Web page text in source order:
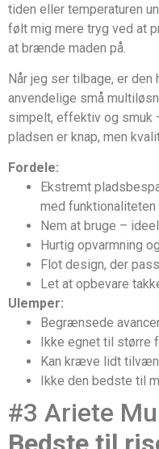
tiden eller temperaturen
følt mig mere tryg ved at
at brænde maden på.
Når jeg ser tilbage, er
anvendelige små
simpelt, effektiv og smuk
pladsen er knap, men
Fordele:
Ekstremt
med funktionaliteten
Nem at bruge –
Hurtig opvarmning
Flot design, der
Let at opbevare
Ulemper:
Begrænsede
Ikke egnet til større
Kan kræve lidt
Ikke den bedste til
#3 Ariete